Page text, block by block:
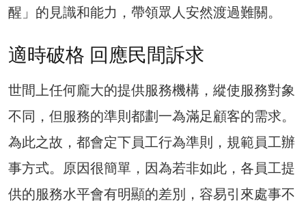
醒」的見識和能力，帶領眾人安然渡過難關。
適時破格 回應民間訴求
世間上任何龐大的提供服務機構，縱使服務對象
不同，但服務的準則都劃一為滿足顧客的需求。
為此之故，都會定下員工行為準則，規範員工辦
事方式。原因很簡單，因為若非如此，各員工提
供的服務水平會有明顯的差別，容易引來處事不